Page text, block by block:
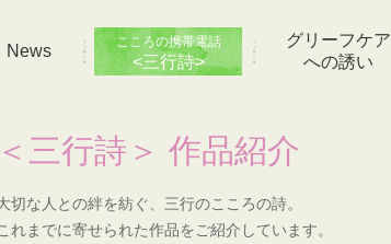
News こころの携帯電話
<三行詩>
グリーフケア
への誘い
＜三行詩＞ 作品紹介
切な人との絆を紡ぐ、三行のこころの詩。
れまでに寄せられた作品をご紹介しています。